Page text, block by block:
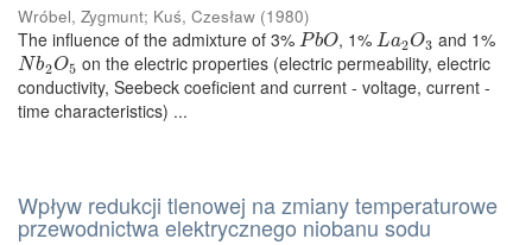
Wróbel, Zygmunt; Kuś, Czesław (1980)
The influence of the admixture of 3% PbO
PbO , 1%La2O3
La2O3 and 1%
Nb2O5
Nb2O5 on the electric properties (electric permeability, electric
conductivity, Seebeck coeficient and current - voltage, current -
time characteristics) ...
Wpływ redukcji tlenowej na zmiany temperaturowe
przewodnictwa elektrycznego niobanu sodu